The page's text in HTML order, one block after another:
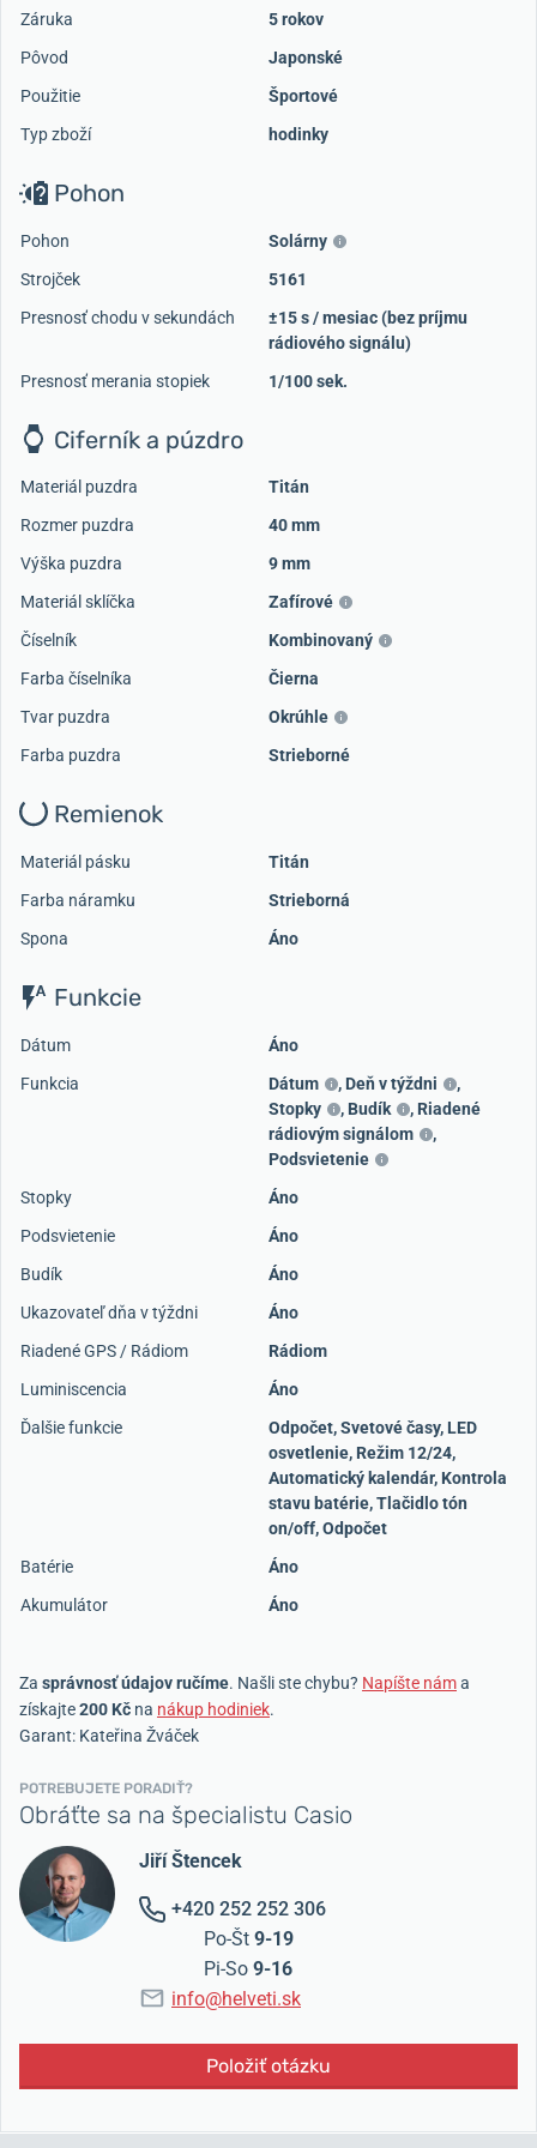
Záruka
5 rokov
Pôvod
Japonské
Použitie
Športové
Typ zboží
hodinky
Pohon
Pohon
Solárny
Strojček
5161
Presnosť chodu v sekundách
±15 s / mesiac (bez príjmu
rádiového signálu)
Presnosť merania stopiek
1/100 sek.
Ciferník a púzdro
Materiál puzdra
Titán
Rozmer puzdra
40 mm
Výška puzdra
9 mm
Materiál sklíčka
Zafírové
Číselník
Kombinovaný
Farba číselníka
Čierna
Tvar puzdra
Okrúhle
Farba puzdra
Strieborné
Remienok
Materiál pásku
Titán
Farba náramku
Strieborná
Spona
Áno
Funkcie
Dátum
Áno
Funkcia
Dátum , Deň v týždni
,
Stopky
, Budík , Riadené
rádiovým signálom
,
Podsvietenie
Stopky
Áno
Podsvietenie
Áno
Budík
Áno
Ukazovateľ dňa v týždni
Áno
Riadené GPS / Rádiom
Rádiom
Luminiscencia
Áno
Ďalšie funkcie
Odpočet, Svetové časy, LED
osvetlenie, Režim 12/24,
Automatický kalendár, Kontrola
stavu batérie, Tlačidlo tón
on/off, Odpočet
Batérie
Áno
Akumulátor
Áno
Za správnosť údajov ručíme. Našli ste chybu? Napíšte náma
získajte200 Kč na nákup hodiniek.
Garant: Kateřina Žváček
POTREBUJETE PORADIŤ?
Obráťte sa na špecialistu Casio
Jiří Štencek
+420 252 252 306
Po-Št 9-19
Pi-So 9-16
info@helveti.sk
Položiť otázku